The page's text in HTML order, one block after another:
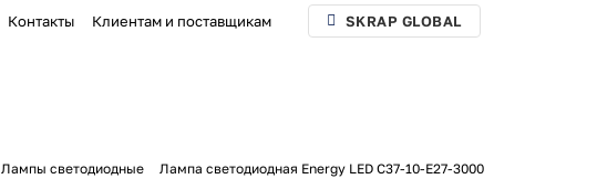
Контакты Клиентам и поставщикам SKRAP GLOBAL
Лампы светодиодные Лампа светодиодная Energy LED С37-10-E27-3000